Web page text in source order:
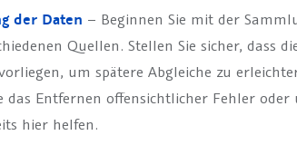
der Daten – Beginnen Sie mit der
Quellen. Stellen Sie sicher, dass
um spätere Abgleiche zu
das Entfernen offensichtlicher Fehler
hier helfen.